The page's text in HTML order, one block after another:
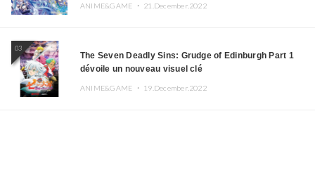
ANIME&GAME ・ 21.December.2022
03
The Seven Deadly Sins: Grudge of Edinburgh Part 1
dévoile un nouveau visuel clé
ANIME&GAME ・ 19.December.2022